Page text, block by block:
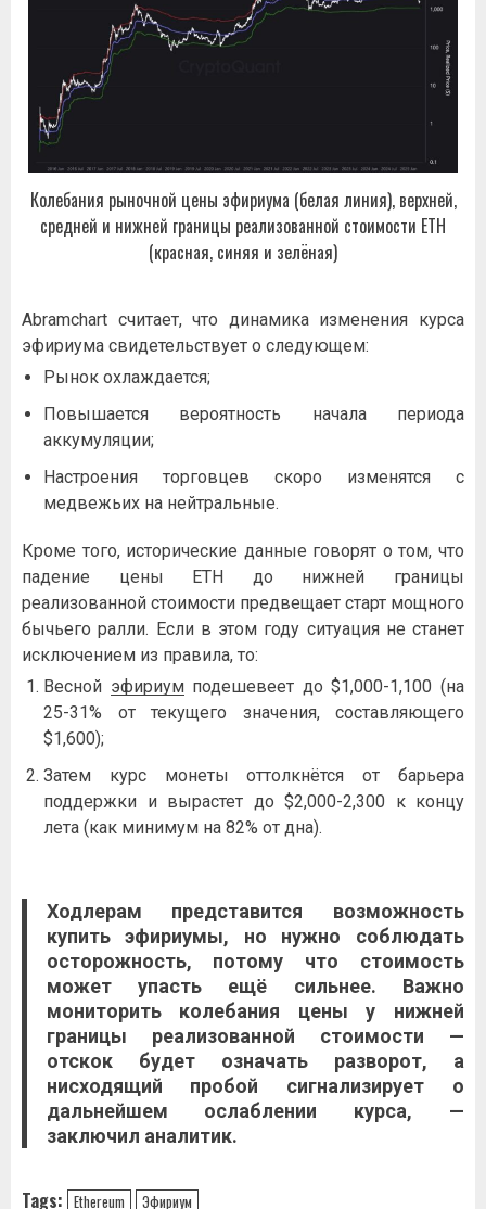
Колебания рыночной цены эфириума (белая линия), верхней,
средней и нижней границы реализованной стоимости ETH
(красная, синяя и зелёная)
Abramchart считает, что динамика изменения курса
эфириума свидетельствует о следующем:
Рынок охлаждается;
Повышается вероятность начала периода
аккумуляции;
Настроения торговцев скоро изменятся с
медвежьих на нейтральные.
Кроме того, исторические данные говорят о том, что
падение цены ETH до нижней границы
реализованной стоимости предвещает старт мощного
бычьего ралли. Если в этом году ситуация не станет
исключением из правила, то:
Весной эфириумподешевеет до $1,000-1,100 (на
25-31% от текущего значения, составляющего
$1,600);
Затем курс монеты оттолкнётся от барьера
поддержки и вырастет до $2,000-2,300 к концу
лета (как минимум на 82% от дна).
Ходлерам представится возможность
купить эфириумы, но нужно соблюдать
осторожность, потому что стоимость
может упасть ещё сильнее. Важно
мониторить колебания цены у нижней
границы реализованной стоимости —
отскок будет означать разворот, а
нисходящий пробой сигнализирует о
дальнейшем ослаблении курса, —
заключил аналитик.
Tags: Ethereum Эфириум